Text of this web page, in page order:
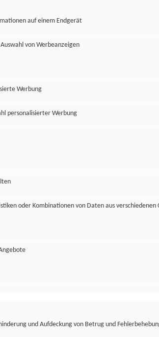
auf einem Endgerät
von Werbeanzeigen
Werbung
personalisierter Werbung
oder Kombinationen von Daten aus verschiedenen
und Aufdeckung von Betrug und